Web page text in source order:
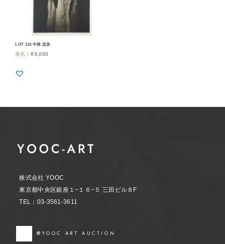
LOT 114 中林 忠良
落札 ：¥3,000
株式会社 YOOC
東京都中央区銀座１−１６−５ 三田ビル８F
TEL：03-3561-3611
@YOOC ART AUCTION